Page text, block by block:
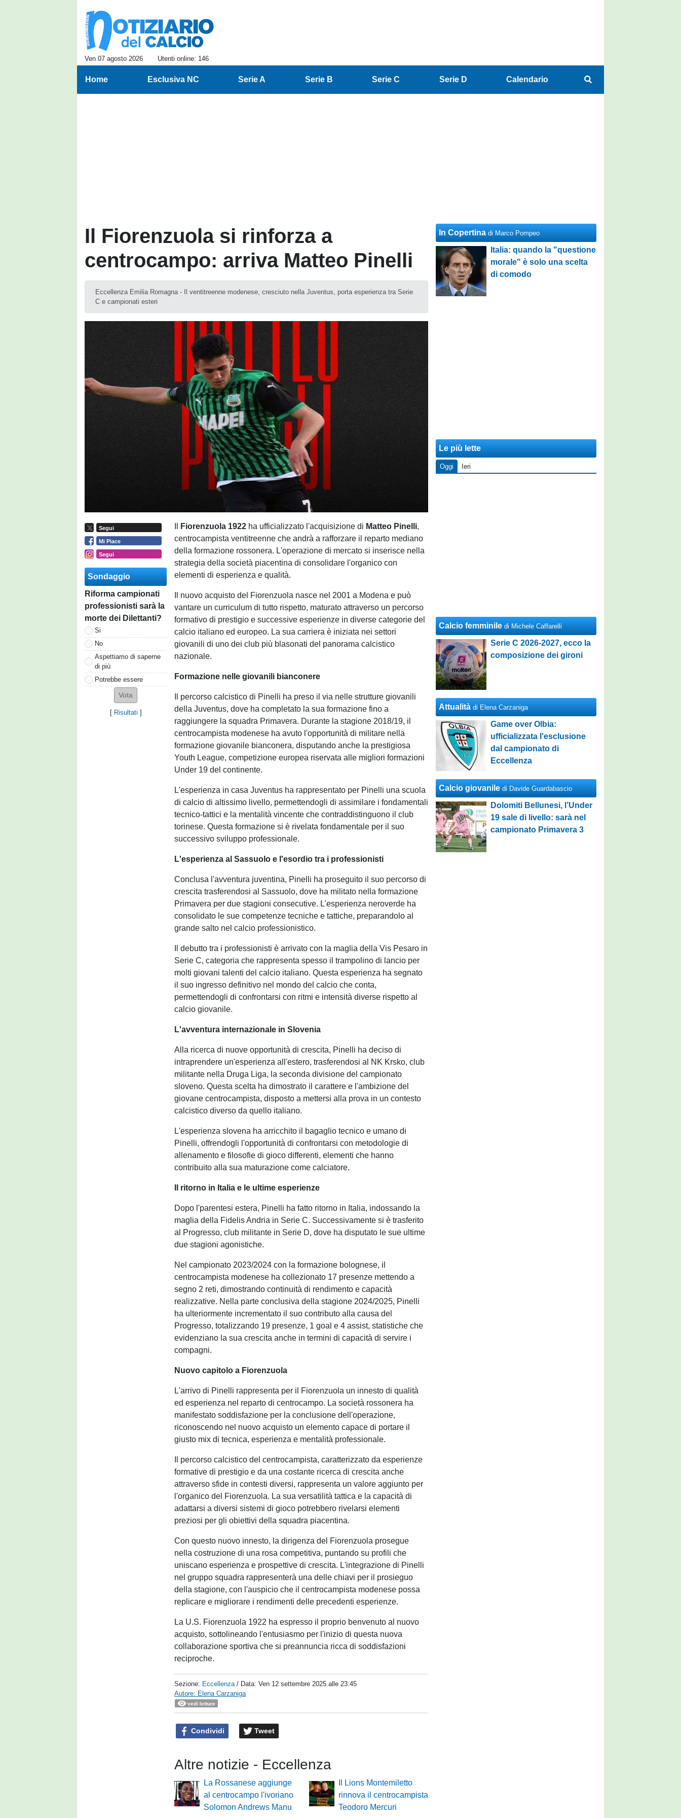
Ven 07 agosto 2026 Utenti online: 146
Home Esclusiva NC Serie A Serie B Serie C Serie D Calendario
Il Fiorenzuola si rinforza a
centrocampo: arriva Matteo Pinelli
Eccellenza Emilia Romagna - Il ventitreenne modenese, cresciuto nella Juventus, porta esperienza tra Serie
C e campionati esteri
Segui
Mi Piace
Segui
Sondaggio
Riforma campionati
professionisti sarà la
morte dei Dilettanti?
Si
No
Aspettiamo di saperne
di più
Potrebbe essere
[ Risultati ]
Fiorenzuola 1922 ha ufficializzato l'acquisizione di Matteo Pinelli,
centrocampista ventitreenne che andrà a rafforzare il reparto mediano
della formazione rossonera. L'operazione di mercato si inserisce nella
strategia della società piacentina di consolidare l'organico con
elementi di esperienza e qualità.
Il nuovo acquisto del Fiorenzuola nasce nel 2001 a Modena e può
vantare un curriculum di tutto rispetto, maturato attraverso un percorso
formativo di prestigio e successive esperienze in diverse categorie del
calcio italiano ed europeo. La sua carriera è iniziata nei settori
giovanili di uno dei club più blasonati del panorama calcistico
nazionale.
Formazione nelle giovanili bianconere
Il percorso calcistico di Pinelli ha preso il via nelle strutture giovanili
della Juventus, dove ha completato la sua formazione fino a
raggiungere la squadra Primavera. Durante la stagione 2018/19, il
centrocampista modenese ha avuto l'opportunità di militare nella
formazione giovanile bianconera, disputando anche la prestigiosa
Youth League, competizione europea riservata alle migliori formazioni
Under 19 del continente.
L'esperienza in casa Juventus ha rappresentato per Pinelli una scuola
di calcio di altissimo livello, permettendogli di assimilare i fondamentali
tecnico-tattici e la mentalità vincente che contraddistinguono il club
torinese. Questa formazione si è rivelata fondamentale per il suo
successivo sviluppo professionale.
L'esperienza al Sassuolo e l'esordio tra i professionisti
Conclusa l'avventura juventina, Pinelli ha proseguito il suo percorso di
crescita trasferendosi al Sassuolo, dove ha militato nella formazione
Primavera per due stagioni consecutive. L'esperienza neroverde ha
consolidato le sue competenze tecniche e tattiche, preparandolo al
grande salto nel calcio professionistico.
Il debutto tra i professionisti è arrivato con la maglia della Vis Pesaro in
Serie C, categoria che rappresenta spesso il trampolino di lancio per
molti giovani talenti del calcio italiano. Questa esperienza ha segnato
il suo ingresso definitivo nel mondo del calcio che conta,
permettendogli di confrontarsi con ritmi e intensità diverse rispetto al
calcio giovanile.
L'avventura internazionale in Slovenia
Alla ricerca di nuove opportunità di crescita, Pinelli ha deciso di
intraprendere un'esperienza all'estero, trasferendosi al NK Krsko, club
militante nella Druga Liga, la seconda divisione del campionato
sloveno. Questa scelta ha dimostrato il carattere e l'ambizione del
giovane centrocampista, disposto a mettersi alla prova in un contesto
calcistico diverso da quello italiano.
L'esperienza slovena ha arricchito il bagaglio tecnico e umano di
Pinelli, offrendogli l'opportunità di confrontarsi con metodologie di
allenamento e filosofie di gioco differenti, elementi che hanno
contribuito alla sua maturazione come calciatore.
Il ritorno in Italia e le ultime esperienze
Dopo l'parentesi estera, Pinelli ha fatto ritorno in Italia, indossando la
maglia della Fidelis Andria in Serie C. Successivamente si è trasferito
al Progresso, club militante in Serie D, dove ha disputato le sue ultime
due stagioni agonistiche.
Nel campionato 2023/2024 con la formazione bolognese, il
centrocampista modenese ha collezionato 17 presenze mettendo a
segno 2 reti, dimostrando continuità di rendimento e capacità
realizzative. Nella parte conclusiva della stagione 2024/2025, Pinelli
ha ulteriormente incrementato il suo contributo alla causa del
Progresso, totalizzando 19 presenze, 1 goal e 4 assist, statistiche che
evidenziano la sua crescita anche in termini di capacità di servire i
compagni.
Nuovo capitolo a Fiorenzuola
L'arrivo di Pinelli rappresenta per il Fiorenzuola un innesto di qualità
ed esperienza nel reparto di centrocampo. La società rossonera ha
manifestato soddisfazione per la conclusione dell'operazione,
riconoscendo nel nuovo acquisto un elemento capace di portare il
giusto mix di tecnica, esperienza e mentalità professionale.
Il percorso calcistico del centrocampista, caratterizzato da esperienze
formative di prestigio e da una costante ricerca di crescita anche
attraverso sfide in contesti diversi, rappresenta un valore aggiunto per
l'organico del Fiorenzuola. La sua versatilità tattica e la capacità di
adattarsi a diversi sistemi di gioco potrebbero rivelarsi elementi
preziosi per gli obiettivi della squadra piacentina.
Con questo nuovo innesto, la dirigenza del Fiorenzuola prosegue
nella costruzione di una rosa competitiva, puntando su profili che
uniscano esperienza e prospettive di crescita. L'integrazione di Pinelli
nel gruppo squadra rappresenterà una delle chiavi per il prosieguo
della stagione, con l'auspicio che il centrocampista modenese possa
replicare e migliorare i rendimenti delle precedenti esperienze.
La U.S. Fiorenzuola 1922 ha espresso il proprio benvenuto al nuovo
acquisto, sottolineando l'entusiasmo per l'inizio di questa nuova
collaborazione sportiva che si preannuncia ricca di soddisfazioni
reciproche.
Sezione: Eccellenza / Data:Ven 12 settembre 2025 alle 23:45
Autore: Elena Carzaniga
vedi letture
Condividi Tweet
Altre notizie - Eccellenza
La Rossanese aggiunge
al centrocampo l'ivoriano
Solomon Andrews Manu
Il Lions Montemiletto
rinnova il centrocampista
Teodoro Mercuri
In Copertina di Marco Pompeo
Italia: quando la "questione
morale" è solo una scelta
di comodo
Le più lette
Oggi Ieri
Calcio femminile di Michele Caffarelli
Serie C 2026-2027, ecco la
composizione dei gironi
Attualità di Elena Carzaniga
Game over Olbia:
ufficializzata l'esclusione
dal campionato di
Eccellenza
Calcio giovanile di Davide Guardabascio
Dolomiti Bellunesi, l’Under
19 sale di livello: sarà nel
campionato Primavera 3